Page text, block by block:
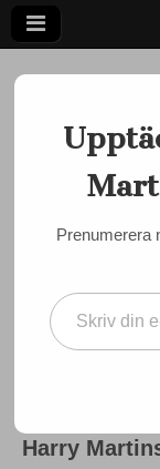
Ett
”Är
och
Harry
Prenumerera